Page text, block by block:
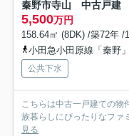
秦野市寺山 中古戸建
5,500万円
158.64㎡ (8DK) /築72年 /
小田急小田原線「秦野
公共下水
こちらは中古一戸建ての物
族暮らしにぴったりなファ
見る